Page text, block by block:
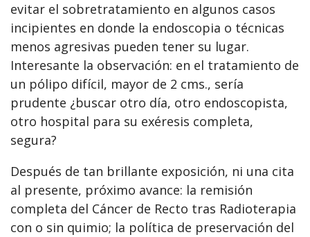
evitar el sobretratamiento en algunos casos
incipientes en donde la endoscopia o técnicas
menos agresivas pueden tener su lugar.
Interesante la observación: en el tratamiento de
un pólipo difícil, mayor de 2 cms., sería
prudente ¿buscar otro día, otro endoscopista,
otro hospital para su exéresis completa,
segura?
Después de tan brillante exposición, ni una cita
al presente, próximo avance: la remisión
completa del Cáncer de Recto tras Radioterapia
con o sin quimio; la política de preservación del